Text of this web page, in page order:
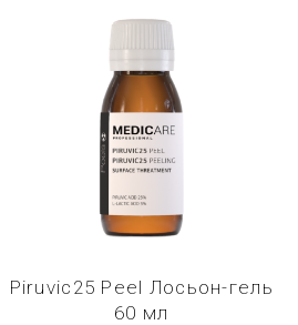
Купить в 1 клик
Piruvic25 Peel Лосьон-гель
60 мл